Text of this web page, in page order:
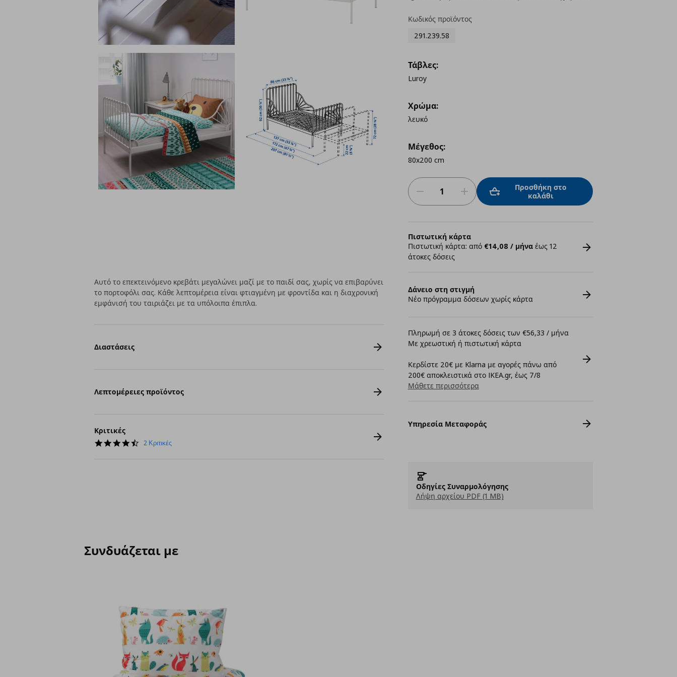
Κωδικός προϊόντος
291.239.58
Τάβλες:
Luroy
Χρώμα:
λευκό
Μέγεθος:
80x200 cm
Προσθήκη στο
καλάθι
Πιστωτική κάρτα
Πιστωτική κάρτα: από €14,08 / μήναέως 12
άτοκες δόσεις
Δάνειο στη στιγμή
Νέο πρόγραμμα δόσεων χωρίς κάρτα
Πληρωμή σε 3 άτοκες δόσεις των €56,33 / μήνα
Με χρεωστική ή πιστωτική κάρτα
Κερδίστε 20€ με Klarna με αγορές πάνω από
200€ αποκλειστικά στο IKEA.gr, έως 7/8
Μάθετε περισσότερα
Υπηρεσία Μεταφοράς
Οδηγίες Συναρμολόγησης
Λήψη αρχείου PDF (1 MB)
Αυτό το επεκτεινόμενο κρεβάτι μεγαλώνει μαζί με το παιδί σας, χωρίς να επιβαρύνει
το πορτοφόλι σας. Κάθε λεπτομέρεια είναι φτιαγμένη με φροντίδα και η διαχρονική
εμφάνισή του ταιριάζει με τα υπόλοιπα έπιπλα.
Διαστάσεις
Λεπτομέρειες προϊόντος
Κριτικές
4.5
2 Κριτικές
Συνδυάζεται με